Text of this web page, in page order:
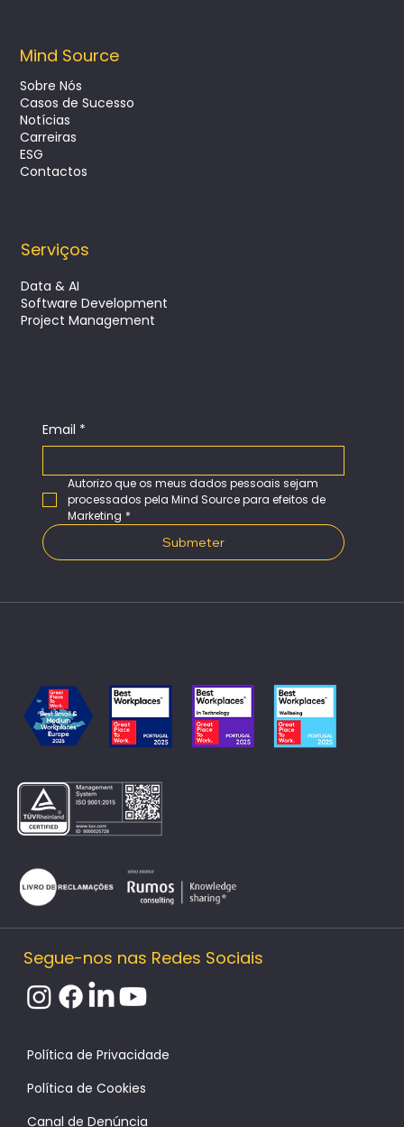
Segue-nos nas Redes Sociais
Política de Cookies
Canal de Denúncia
Email *
Autorizo que os meus dados pessoais sejam
processados pela Mind Source para efeitos de
Marketing *
Submeter
Serviços
Data & AI
Software Development
Project Management
Mind Source
Sobre Nós
Casos de Sucesso
Notícias
Carreiras
ESG
Contactos